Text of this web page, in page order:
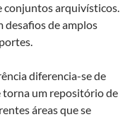
conjuntos arquivísticos.
desafios de amplos
diferencia-se de
torna um repositório de
áreas que se